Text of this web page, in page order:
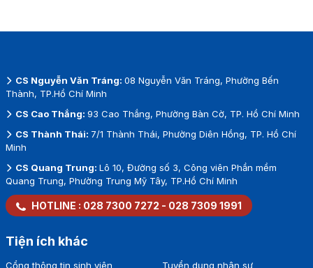
CS Nguyễn Văn Tráng: 08 Nguyễn Văn Tráng, Phường Bến
Thành, TP.Hồ Chí Minh
CS Cao Thắng: 93 Cao Thắng, Phường Bàn Cờ, TP. Hồ Chí Minh
CS Thành Thái: 7/1 Thành Thái, Phường Diên Hồng, TP. Hồ Chí
Minh
CS Quang Trung: Lô 10, Đường số 3, Công viên Phần mềm
Quang Trung, Phường Trung Mỹ Tây, TP.Hồ Chí Minh
HOTLINE : 028 7300 7272 - 028 7309 1991
Tiện ích khác
Cổng thông tin sinh viên Tuyển dụng nhân sự